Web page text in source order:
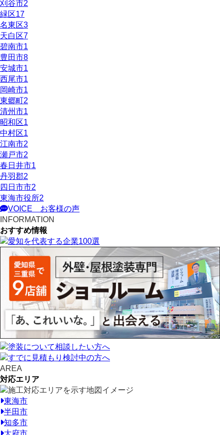
刈谷市2
緑区17
名東区3
天白区7
碧南市1
豊田市8
安城市1
西尾市1
岡崎市1
東郷町2
清州市1
昭和区1
中村区1
江南市2
瀬戸市2
春日井市1
丹羽郡2
四日市市2
東海市役所2
VOICE
お客様の声
INFORMATION
おすすめ情報
AREA
対応エリア
東海市
半田市
知多市
大府市